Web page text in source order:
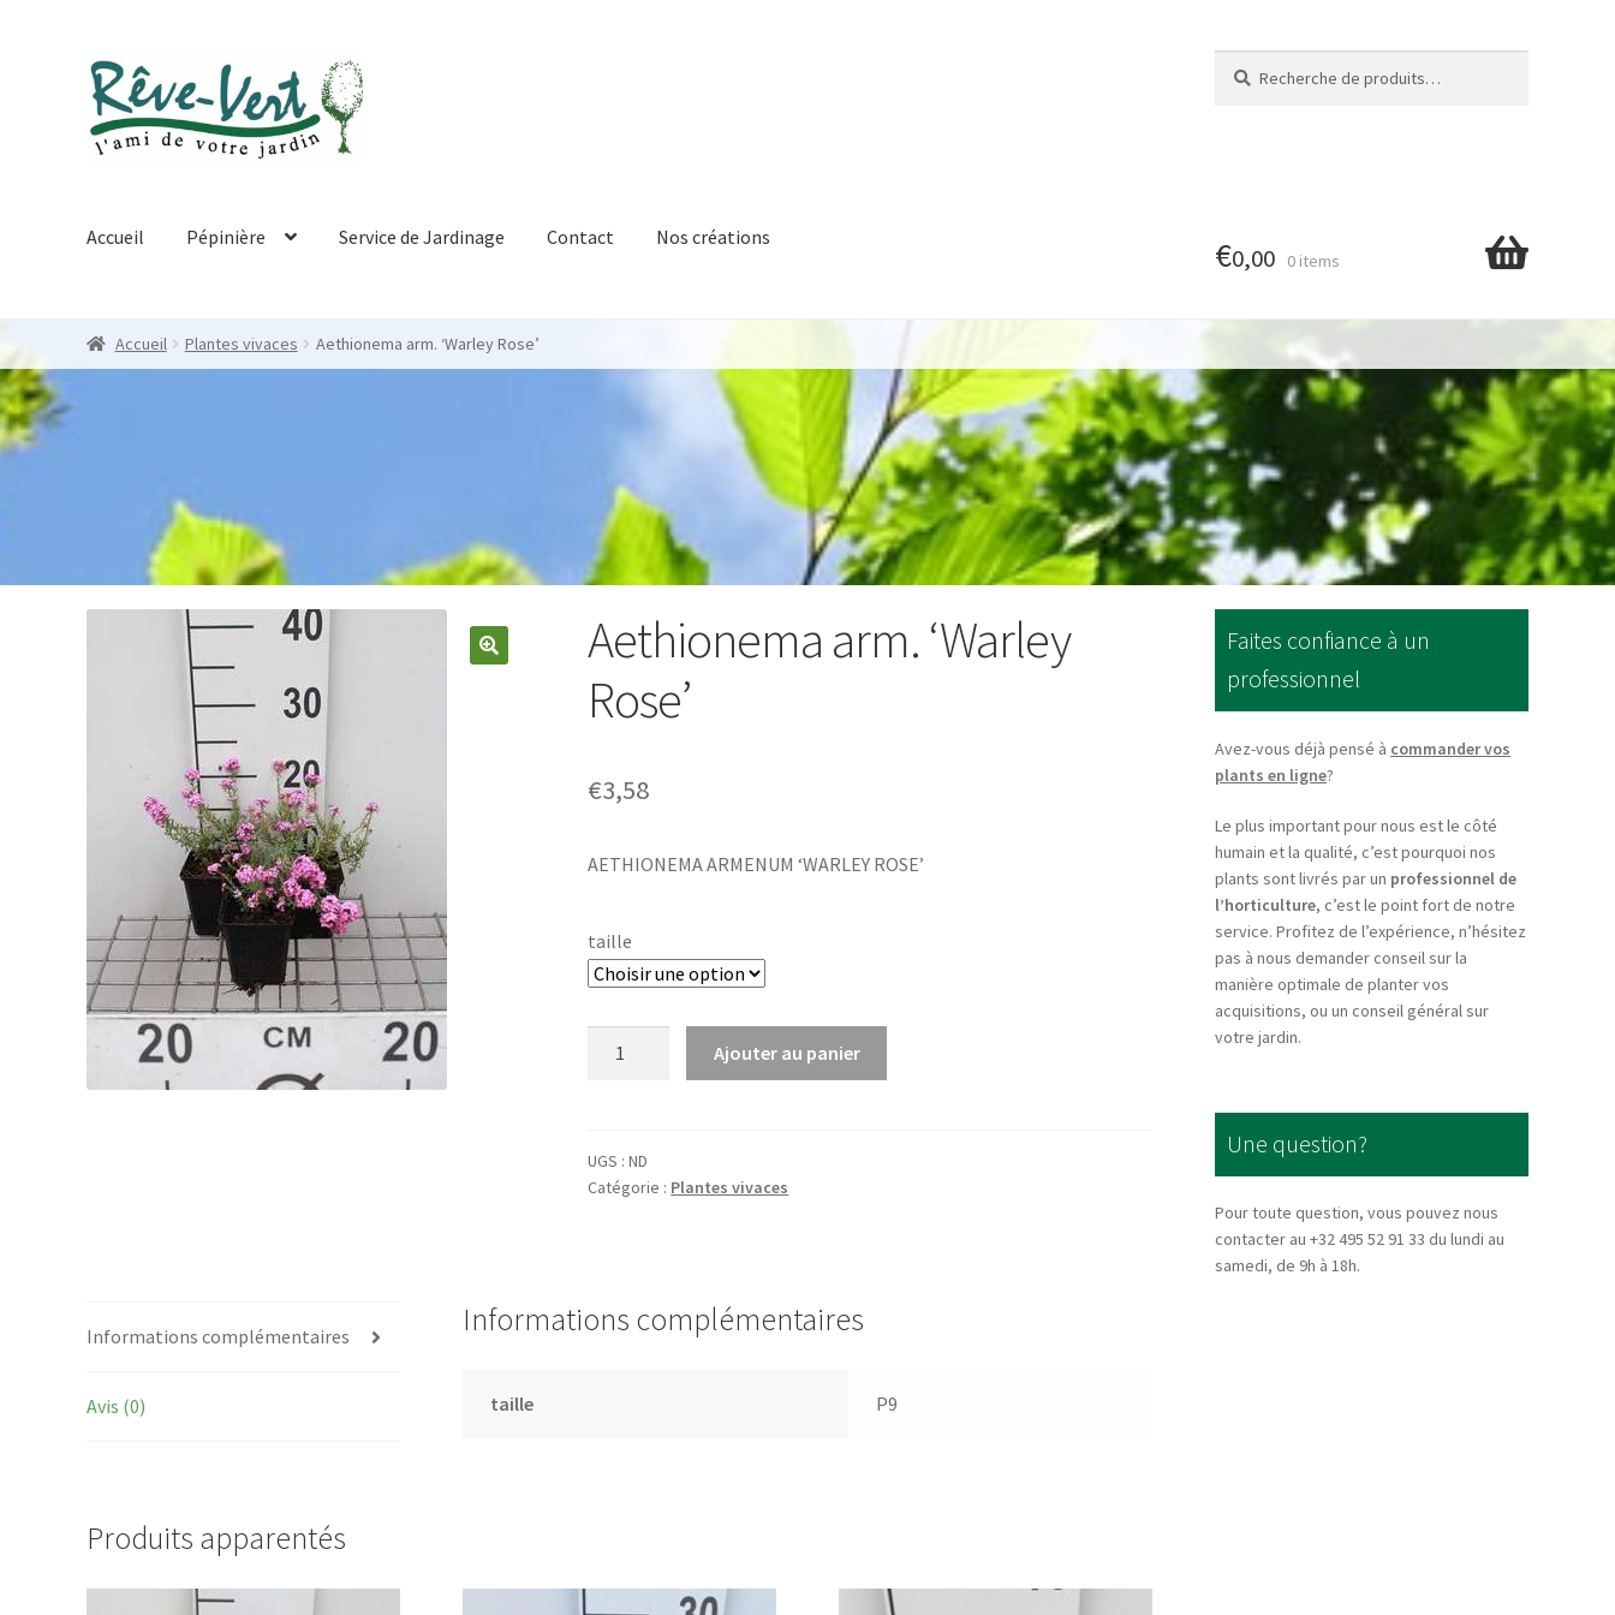
Skip
to
navigation
Skip
to
content
pour :
Accueil Pépinière Service de Jardinage Contact Nos créations €0,00 0 items
Accueil Plantes vivaces Aethionema arm. ‘Warley Rose’
Aethionema arm. ‘Warley
Rose’
€3,58
AETHIONEMA ARMENUM ‘WARLEY ROSE’
taille
'Warley
Rose'
Ajouter au panier
UGS :ND
Catégorie : Plantes vivaces
Informations complémentaires
Avis (0)
Informations complémentaires
taille P9
Produits apparentés
Faites confiance à un
professionnel
Avez-vous déjà pensé à commander vos
plants en ligne?
Le plus important pour nous est le côté
humain et la qualité, c’est pourquoi nos
plants sont livrés par un professionnel de
l’horticulture, c’est le point fort de notre
service. Profitez de l’expérience, n’hésitez
pas à nous demander conseil sur la
manière optimale de planter vos
acquisitions, ou un conseil général sur
votre jardin.
Une question?
Pour toute question, vous pouvez nous
contacter au +32 495 52 91 33 du lundi au
samedi, de 9h à 18h.